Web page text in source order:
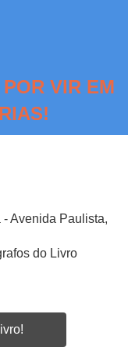
VIR EM
Avenida Paulista,
do Livro